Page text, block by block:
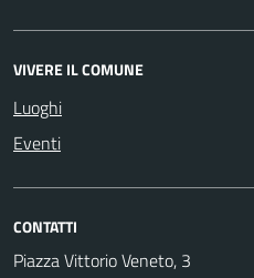
VIVERE IL COMUNE
Luoghi
Eventi
CONTATTI
Piazza Vittorio Veneto, 3